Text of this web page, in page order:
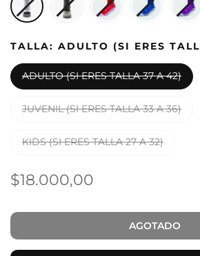
TALLA: ADULTO (SI ERES
ADULTO (SI ERES TALLA 37 A 42)
JUVENIL (SI ERES TALLA 33 A 36)
KIDS (SI ERES TALLA 27 A 32)
$18.000,00
AGOTADO